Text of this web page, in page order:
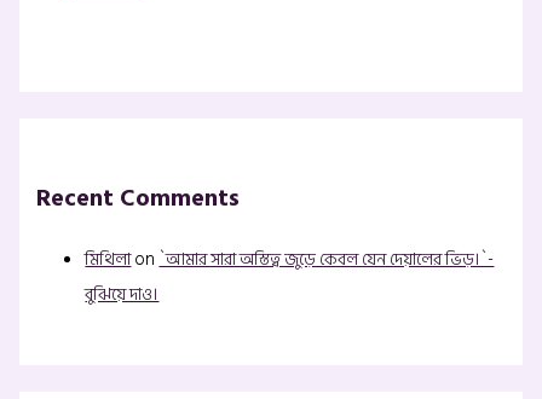
Recent Comments
মিথিলাon`আমার সারা অস্তিত্ব জুড়ে কেবল যেন দেয়ালের ভিড়।`-
বুঝিয়ে দাও।